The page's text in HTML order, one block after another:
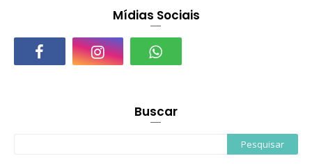
Mídias Sociais
Buscar